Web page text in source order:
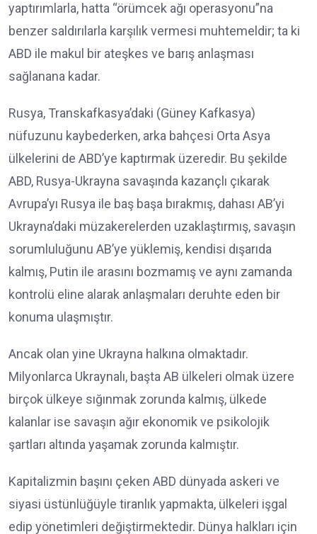
yaptırımlarla, hatta “örümcek ağı operasyonu”na
benzer saldırılarla karşılık vermesi muhtemeldir; ta ki
ABD ile makul bir ateşkes ve barış anlaşması
sağlanana kadar.
Rusya, Transkafkasya’daki (Güney Kafkasya)
nüfuzunu kaybederken, arka bahçesi Orta Asya
ülkelerini de ABD’ye kaptırmak üzeredir. Bu şekilde
ABD, Rusya-Ukrayna savaşında kazançlı çıkarak
Avrupa’yı Rusya ile baş başa bırakmış, dahası AB’yi
Ukrayna’daki müzakerelerden uzaklaştırmış, savaşın
sorumluluğunu AB’ye yüklemiş, kendisi dışarıda
kalmış, Putin ile arasını bozmamış ve aynı zamanda
kontrolü eline alarak anlaşmaları deruhte eden bir
konuma ulaşmıştır.
Ancak olan yine Ukrayna halkına olmaktadır.
Milyonlarca Ukraynalı, başta AB ülkeleri olmak üzere
birçok ülkeye sığınmak zorunda kalmış, ülkede
kalanlar ise savaşın ağır ekonomik ve psikolojik
şartları altında yaşamak zorunda kalmıştır.
Kapitalizmin başını çeken ABD dünyada askeri ve
siyasi üstünlüğüyle tiranlık yapmakta, ülkeleri işgal
edip yönetimleri değiştirmektedir. Dünya halkları için